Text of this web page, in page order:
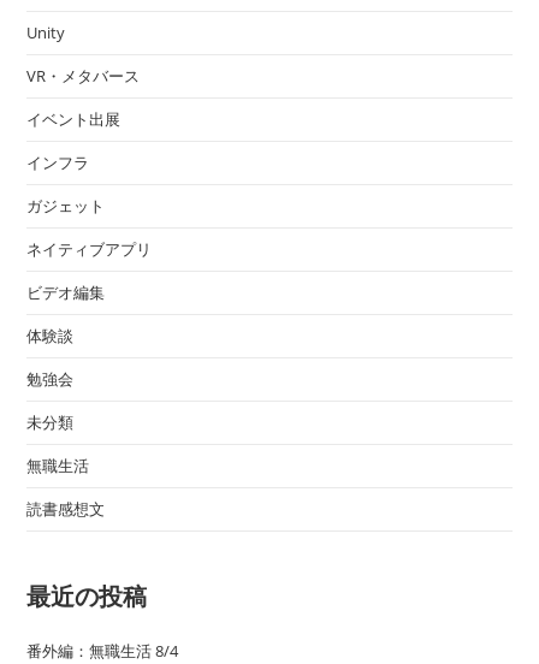
Unity
VR・メタバース
イベント出展
インフラ
ガジェット
ネイティブアプリ
ビデオ編集
体験談
勉強会
未分類
無職生活
読書感想文
最近の投稿
番外編：無職生活 8/4